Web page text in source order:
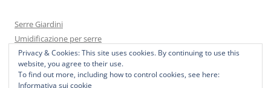
Serre Giardini
Umidificazione per serre
Privacy & Cookies: This site uses cookies. By continuing to use this
website, you agree to their use.
To find out more, including how to control cookies, see here:
Informativa sui cookie